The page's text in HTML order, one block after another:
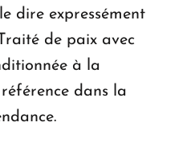
dire expressément
de paix avec
à la
dans la